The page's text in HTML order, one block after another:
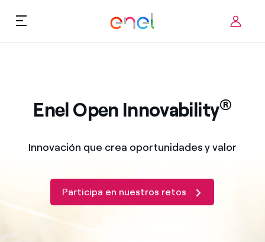
Skip to content
Retos
Startup ecosystem
Como funciona
Historias de innovación
Términos de uso
Enel Open Innovability®
Innovación que crea oportunidades y valor
Participa en nuestros retos